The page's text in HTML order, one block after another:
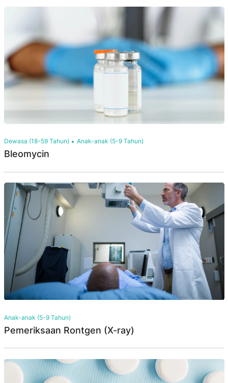
Dewasa (18-59 Tahun) Anak-anak (5-9 Tahun)
Bleomycin
Anak-anak (5-9 Tahun)
Pemeriksaan Rontgen (X-ray)